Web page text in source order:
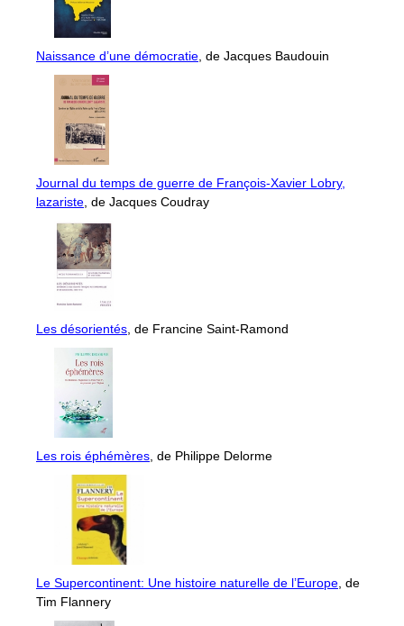
Naissance d’une démocratie, de Jacques Baudouin
Journal du temps de guerre de François-Xavier Lobry,
lazariste, de Jacques Coudray
Les désorientés, de Francine Saint-Ramond
Les rois éphémères, de Philippe Delorme
Le Supercontinent: Une histoire naturelle de l’Europe, de
Tim Flannery